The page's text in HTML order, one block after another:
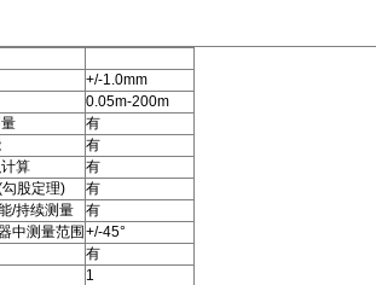
+/-1.0mm
0.05m-200m
有
有
算
有
股定理)
有
/持续测量
有
中测量范围 +/-45°
有
1